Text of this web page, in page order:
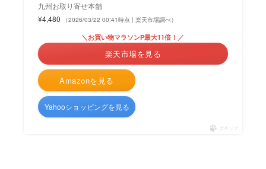
九州お取り寄せ本舗
¥4,480
（2026/03/22 00:41時点 | 楽天市場調べ）
Amazonを見る
＼お買い物マラソンP最大11倍！／
楽天市場を見る
Yahooショッピングを見る
ポチップ